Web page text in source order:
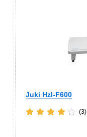
Juki Hzl-F600
(3)